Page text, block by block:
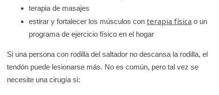
terapia de masajes
estirar y fortalecer los músculos conterapia física o un
programa de ejercicio físico en el hogar
Si una persona con rodilla del saltador no descansa la rodilla, el
tendón puede lesionarse más. No es común, pero tal vez se
necesite una cirugía si: